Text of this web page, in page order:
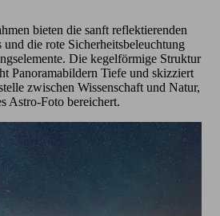
bieten die sanft reflektierenden
und die rote Sicherheitsbeleuchtung
Die kegelförmige Struktur
Panoramabildern Tiefe und skizziert
zwischen Wissenschaft und Natur,
Astro-Foto bereichert.